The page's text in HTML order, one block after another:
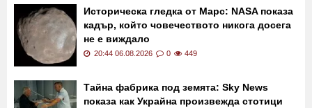
Историческа гледка от Марс: NASA показа
кадър, който човечеството никога досега
не е виждало
20:44 06.08.2026 0 449
Тайна фабрика под земята: Sky News
показа как Украйна произвежда стотици